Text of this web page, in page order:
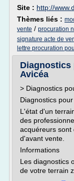
Site : http://
Thèmes liés :
vente / procuration
signature acte de
lettre procuration
Diagnostics
Avicéa
> Diagnostics
Diagnostics
L'état d'un
des
acquéreurs sont
d'avant vente.
Informations
Les diagnostics
de votre terrain